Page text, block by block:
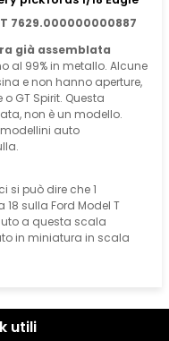
7629.000000000887
già assemblata
al 99% in metallo. Alcune
e non hanno aperture,
GT Spirit. Questa
non è un modello.
modellini auto
si può dire che 1
sulla Ford Model T
a questa scala
in miniatura in scala
utili